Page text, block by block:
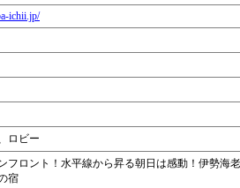
ichii.jp/
ロビー
フロント！水平線から昇る朝日は感動！伊勢海
宿